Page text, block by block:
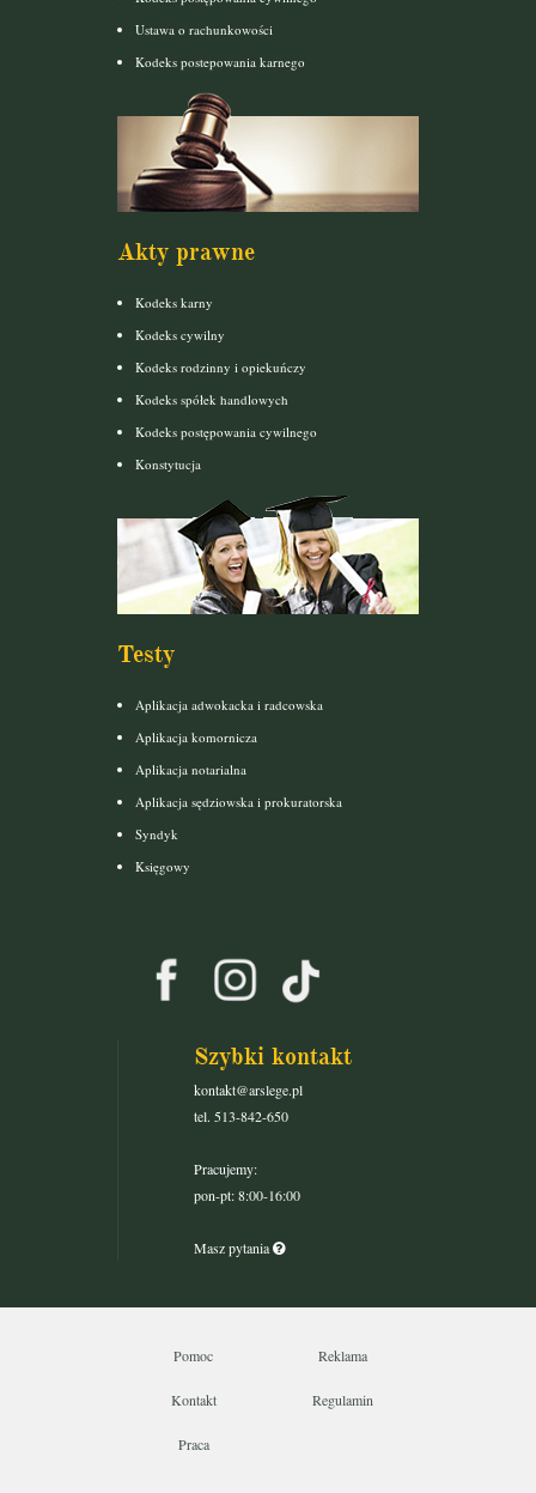
Ustawa o rachunkowości
Kodeks postepowania karnego
Akty prawne
Kodeks karny
Kodeks cywilny
Kodeks rodzinny i opiekuńczy
Kodeks spółek handlowych
Kodeks postępowania cywilnego
Konstytucja
Testy
Aplikacja adwokacka i radcowska
Aplikacja komornicza
Aplikacja notarialna
Aplikacja sędziowska i prokuratorska
Syndyk
Księgowy
Szybki kontakt
kontakt@arslege.pl
tel. 513-842-650
Pracujemy:
pon-pt: 8:00-16:00
Masz pytania
Pomoc Reklama
Kontakt Regulamin
Praca